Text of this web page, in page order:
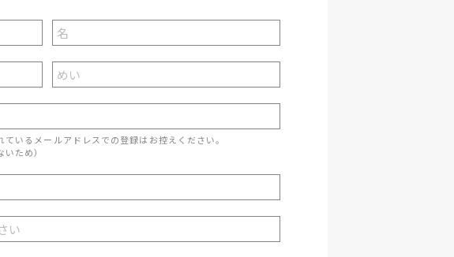
いるメールアドレスでの登録はお控えください。
ため）